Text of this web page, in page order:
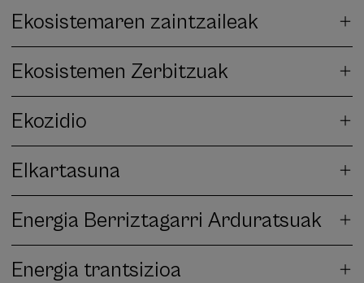
Ekosistemaren zaintzaileak
Ekosistemen Zerbitzuak
Ekozidio
Elkartasuna
Energia Berriztagarri Arduratsuak
Energia trantsizioa